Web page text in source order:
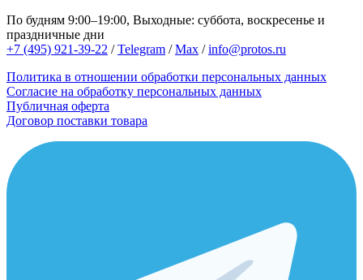
По будням 9:00–19:00, Выходные: суббота, воскресенье и
праздничные дни
+7 (495) 921-39-22 /Telegram /Max /info@protos.ru
Политика в отношении обработки персональных данных
Согласие на обработку персональных данных
Публичная оферта
Договор поставки товара